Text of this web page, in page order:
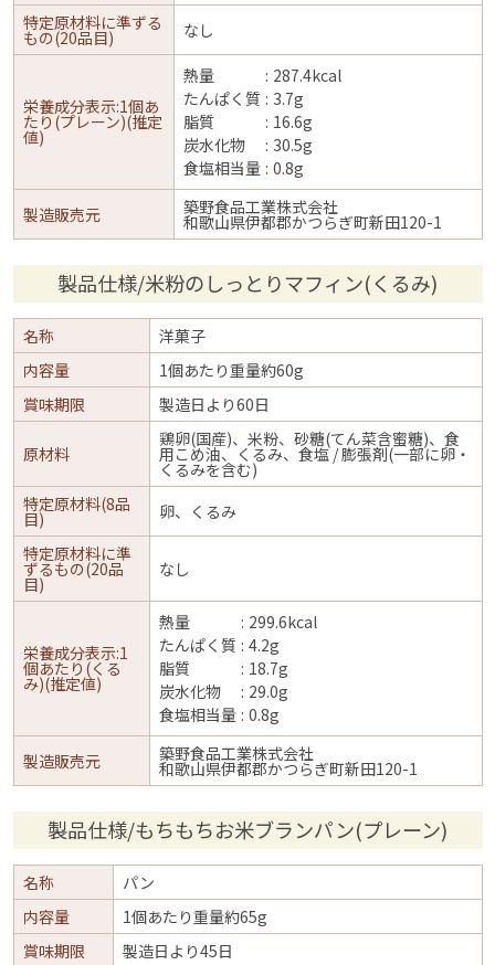
特定原材料に準ずる
もの(20品目) なし
栄養成分表示:1個あ
たり(プレーン)(推定
値)
熱量
287.4kcal
たんぱく質
3.7g
脂質
16.6g
炭水化物
30.5g
食塩相当量 0.8g
製造販売元 築野食品工業株式会社
和歌山県伊都郡かつらぎ町新田120-1
製品仕様/米粉のしっとりマフィン(くるみ)
名称
洋菓子
内容量
1個あたり重量約60g
賞味期限
製造日より60日
原材料
鶏卵(国産)、米粉、砂糖(てん菜含蜜糖)、食
用こめ油、くるみ、食塩 / 膨張剤(一部に卵・
くるみを含む)
特定原材料(8品
目)
卵、くるみ
特定原材料に準
ずるもの(20品
目)
なし
栄養成分表示:1
個あたり(くる
み)(推定値)
熱量
299.6kcal
たんぱく質 4.2g
脂質
18.7g
炭水化物
29.0g
食塩相当量 0.8g
製造販売元 築野食品工業株式会社
和歌山県伊都郡かつらぎ町新田120-1
製品仕様/もちもちお米ブランパン(プレーン)
名称
パン
内容量
1個あたり重量約65g
賞味期限
製造日より45日